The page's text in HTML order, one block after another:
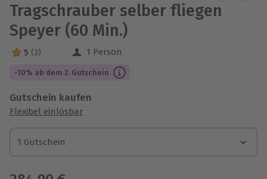
Tragschrauber selber fliegen
Speyer (60 Min.)
5 Sterne von 5 aus 2 Bewertungen
5 (2) 1 Person
-10% ab dem 2. Gutschein
Gutschein kaufen
Flexibel einlösbar
1 Gutschein
1 Gutschein
1 Gutschein